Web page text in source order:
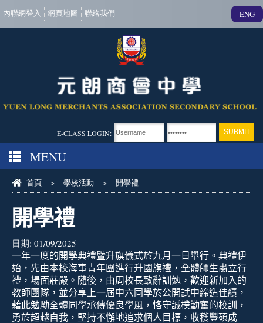
內聯網登入 網頁地圖 聯絡我們 ENG
E-CLASS LOGIN:
MENU
首頁 > 學校活動 > 開學禮
開學禮
日期: 01/09/2025
一年一度的開學典禮暨升旗儀式於九月一日舉行。典禮伊
始，先由本校海事青年團進行升國旗禮，全體師生肅立行
禮，場面莊嚴。隨後，由周校長致辭訓勉，歡迎新加入的
教師團隊，並分享上一屆中六同學於公開試中締造佳績，
藉此勉勵全體同學承傳優良學風，恪守誠樸勤奮的校訓，
勇於超越自我，堅持不懈地追求個人目標，收穫豐碩成